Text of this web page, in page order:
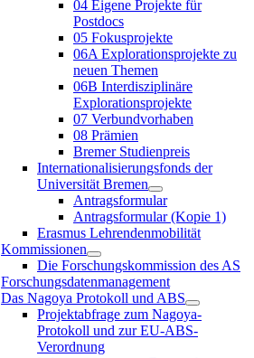
04 Eigene Projekte für
Postdocs
05 Fokusprojekte
06A Explorationsprojekte zu
neuen Themen
06B Interdisziplinäre
Explorationsprojekte
07 Verbundvorhaben
08 Prämien
Bremer Studienpreis
Internationalisierungsfonds der
Universität Bremen
Antragsformular
Antragsformular (Kopie 1)
Erasmus Lehrendenmobilität
Kommissionen
Die Forschungskommission des AS
Forschungsdatenmanagement
Das Nagoya Protokoll und ABS
Projektabfrage zum Nagoya-
Protokoll und zur EU-ABS-
Verordnung